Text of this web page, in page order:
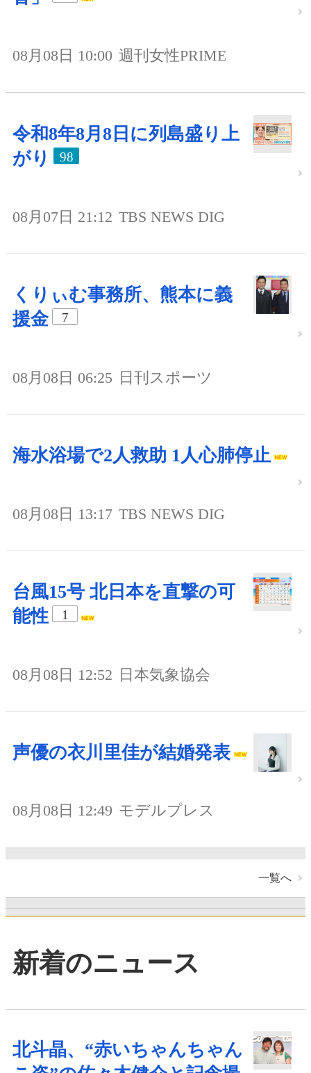
08月08日 10:00 週刊女性PRIME
令和8年8月8日に列島盛り上
がり
98
08月07日 21:12 TBS NEWS DIG
くりぃむ事務所、熊本に義
援金
7
08月08日 06:25 日刊スポーツ
海水浴場で2人救助 1人心肺停止
08月08日 13:17 TBS NEWS DIG
台風15号 北日本を直撃の可
能性
1
08月08日 12:52 日本気象協会
声優の衣川里佳が結婚発表
08月08日 12:49 モデルプレス
一覧へ
新着のニュース
北斗晶、“赤いちゃんちゃん